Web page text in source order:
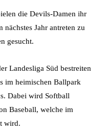
die Devils-Damen ihr
nächstes Jahr antreten zu
gesucht.
Landesliga Süd bestreiten
im heimischen Ballpark
Dabei wird Softball
Baseball, welche im
wird.